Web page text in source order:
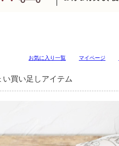
お気に入り一覧
マイページ
買い足しアイテム